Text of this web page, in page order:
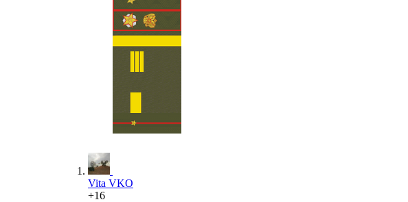
Vita VKO
+16